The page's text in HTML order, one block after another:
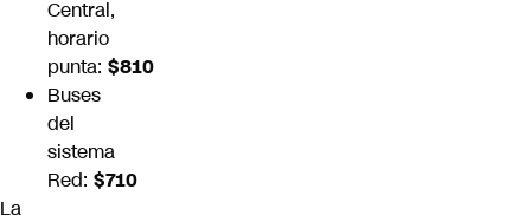
Central,
horario
punta: $810
Buses
del
sistema
Red: $710
La